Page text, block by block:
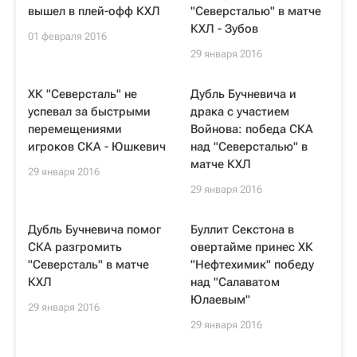
вышел в плей-офф КХЛ
01 февраля 2016
"Северсталью" в матче
КХЛ - Зубов
29 января 2016
ХК "Северсталь" не
успевал за быстрыми
перемещениями
игроков СКА - Юшкевич
29 января 2016
Дубль Бучневича и
драка с участием
Войнова: победа СКА
над "Северсталью" в
матче КХЛ
29 января 2016
Дубль Бучневича помог
СКА разгромить
"Северсталь" в матче
КХЛ
29 января 2016
Буллит Секстона в
овертайме принес ХК
"Нефтехимик" победу
над "Салаватом
Юлаевым"
29 января 2016